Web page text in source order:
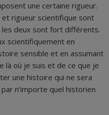
une certaine rigueur.
et rigueur scientifique sont
les deux sont fort différents.
scientifiquement en
sensible et en assumant
là où je suis et de ce que je
une histoire qui ne sera
n’importe quel historien